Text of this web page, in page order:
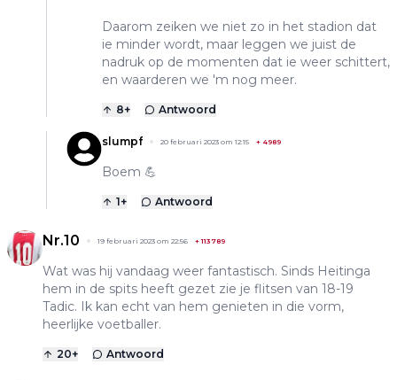
Daarom zeiken we niet zo in het stadion dat
ie minder wordt, maar leggen we juist de
nadruk op de momenten dat ie weer schittert,
en waarderen we 'm nog meer.
8+ Antwoord
slumpf 20 februari 2023 om 12:15 + 4989
Boem 💪
1+ Antwoord
Nr.10 19 februari 2023 om 22:56 +113789
Wat was hij vandaag weer fantastisch. Sinds Heitinga
hem in de spits heeft gezet zie je flitsen van 18-19
Tadic. Ik kan echt van hem genieten in die vorm,
heerlijke voetballer.
20+ Antwoord